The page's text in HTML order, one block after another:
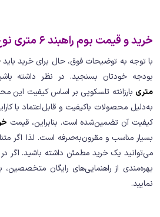
خرید و قیمت بوم راهبند 6 متری نوع تلسکوپی
با توجه به توضیحات فوق، حال برای خرید باید
بودجه خودتان بسنجید. در نظر داشته
متری بارزانته تلسکوپی بر اساس کیفیت این
به‌دلیل محصولات باکیفیت و قابل‌اعتماد با
کیفیت آن تضمین‌شده است. بنابراین، قیمت
بسیار مناسب و مقرون‌به‌صرفه است. لذا اگر
می‌توانید یک خرید مطمئن داشته باشید. اگر در
بهره‌مندی از راهنمایی‌های رایگان
نمایید.